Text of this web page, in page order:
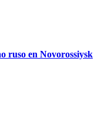
ruso en Novorossiysk